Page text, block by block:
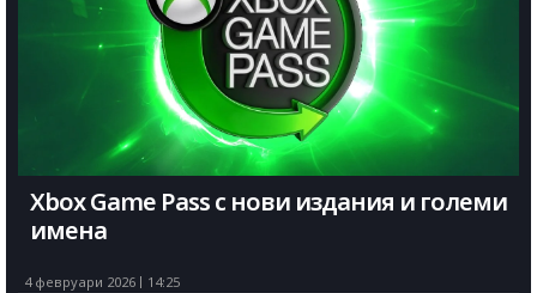
Xbox Game Pass с нови издания и големи
имена
4 февруари 2026 14:25